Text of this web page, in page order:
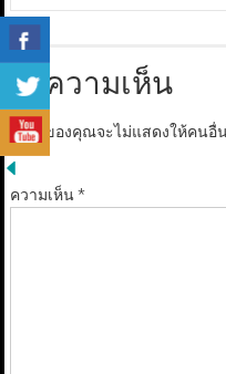
ใส่ความเห็น
อีเมลของคุณจะไม่แสดงให้คนอื่
*
ความเห็น*